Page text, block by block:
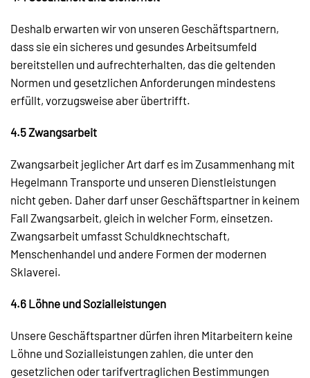
Deshalb erwarten wir von unseren Geschäftspartnern,
dass sie ein sicheres und gesundes Arbeitsumfeld
bereitstellen und aufrechterhalten, das die geltenden
Normen und gesetzlichen Anforderungen mindestens
erfüllt, vorzugsweise aber übertrifft.
4.5 Zwangsarbeit
Zwangsarbeit jeglicher Art darf es im Zusammenhang mit
Hegelmann Transporte und unseren Dienstleistungen
nicht geben. Daher darf unser Geschäftspartner in keinem
Fall Zwangsarbeit, gleich in welcher Form, einsetzen.
Zwangsarbeit umfasst Schuldknechtschaft,
Menschenhandel und andere Formen der modernen
Sklaverei.
4.6 Löhne und Sozialleistungen
Unsere Geschäftspartner dürfen ihren Mitarbeitern keine
Löhne und Sozialleistungen zahlen, die unter den
gesetzlichen oder tarifvertraglichen Bestimmungen